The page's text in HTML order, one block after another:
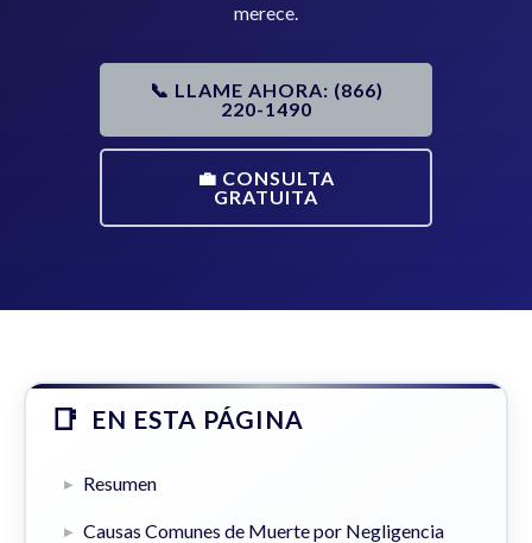
merece.
📞 LLAME AHORA: (866)
220-1490
💼 CONSULTA
GRATUITA
EN ESTA PÁGINA
Resumen
Causas Comunes de Muerte por Negligencia